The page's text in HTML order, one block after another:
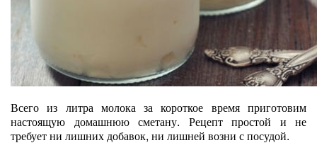
Всего из литра молока за короткое время приготовим
настоящую домашнюю сметану. Рецепт простой и не
требует ни лишних добавок, ни лишней возни с посудой.